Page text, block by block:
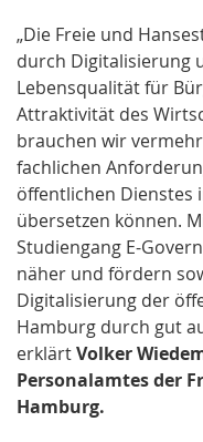
„Die Freie und
durch Digitalisierung
Lebensqualität für
Attraktivität des
brauchen wir
fachlichen
öffentlichen Dienstes
übersetzen können.
Studiengang E-
näher und fördern
Digitalisierung der
Hamburg durch gut
erklärtVolker
Personalamtes der
Hamburg.